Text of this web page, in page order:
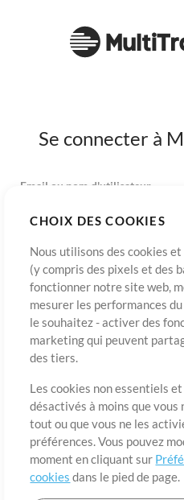
CHOIX DES COOKIES
Nous utilisons des cookies
(y compris des pixels et des
fonctionner notre site web,
mesurer les performances
le souhaitez - activer des
marketing qui peuvent
des tiers.
Les cookies non essentiels
désactivés à moins que
tout ou que vous ne les
préférences. Vous pouvez
moment en cliquant sur
cookies dans le pied de page.
Se connecter à
Email ou nom d'utilisateur
S’inscrireMot de passe oublié?
matière de
©2006-2026 par